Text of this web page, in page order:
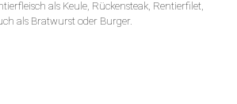
als Keule, Rückensteak, Rentierfilet,
als Bratwurst oder Burger.